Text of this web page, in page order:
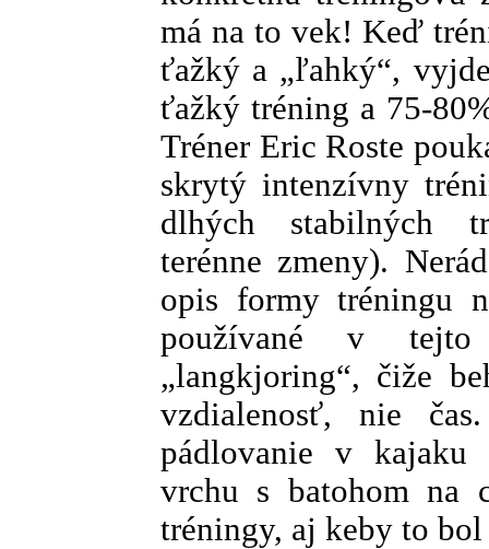
má na to vek! Keď
ťažký a „ľahký“,
ťažký tréning a 75-
Tréner Eric Roste
skrytý intenzívny
dlhých stabilných
terénne zmeny).
opis formy tréningu
používané v
„langkjoring“, čiže
vzdialenosť, nie
pádlovanie v kajaku
vrchu s batohom na
tréningy, aj keby to